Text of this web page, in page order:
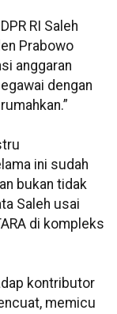
RI Saleh
Prabowo
anggaran
dengan
ini sudah
bukan tidak
Saleh usai
di kompleks
kontributor
memicu